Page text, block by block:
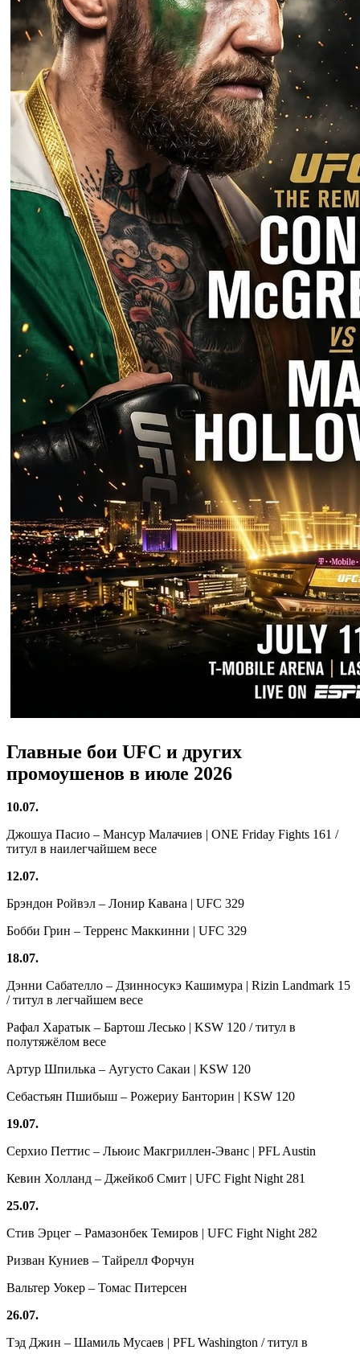
Главные бои UFC и других
промоушенов в июле 2026
10.07.
Джошуа Пасио – Мансур Малачиев | ONE Friday Fights 161 /
титул в наилегчайшем весе
12.07.
Брэндон Ройвэл – Лонир Кавана | UFC 329
Бобби Грин – Терренс Маккинни | UFC 329
18.07.
Дэнни Сабателло – Дзинносукэ Кашимура | Rizin Landmark 15
/ титул в легчайшем весе
Рафал Харатык – Бартош Лесько | KSW 120 / титул в
полутяжёлом весе
Артур Шпилька – Аугусто Сакаи | KSW 120
Себастьян Пшибыш – Рожериу Банторин | KSW 120
19.07.
Серхио Петтис – Льюис Макгриллен-Эванс | PFL Austin
Кевин Холланд – Джейкоб Смит | UFC Fight Night 281
25.07.
Стив Эрцег – Рамазонбек Темиров | UFC Fight Night 282
Ризван Куниев – Тайрелл Форчун
Вальтер Уокер – Томас Питерсен
26.07.
Тэд Джин – Шамиль Мусаев | PFL Washington / титул в